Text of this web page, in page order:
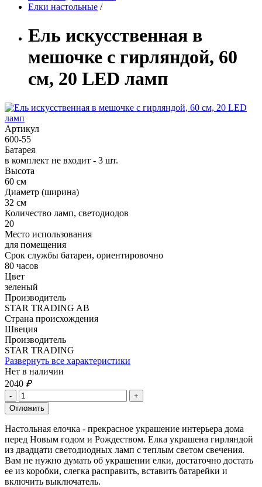
Елки настольные /
Ель искусственная в
мешочке с гирляндой, 60
см, 20 LED ламп
Артикул
600-55
Батарея
в комплект не входит - 3 шт.
Высота
60 см
Диаметр (ширина)
32 см
Количество ламп, светодиодов
20
Место использования
для помещения
Срок службы батареи, ориентировочно
80 часов
Цвет
зеленый
Производитель
STAR TRADING AB
Страна происхождения
Швеция
Производитель
STAR TRADING
Развернуть все характеристики
Нет в наличии
2040 ₽
Настольная елочка - прекрасное украшение интерьера дома
перед Новым годом и Рождеством. Елка украшена гирляндой
из двадцати светодиодных ламп с теплым светом свечения.
Вам не нужно думать об украшении елки, достаточно достать
ее из коробки, слегка расправить, вставить батарейки и
включить выключатель.